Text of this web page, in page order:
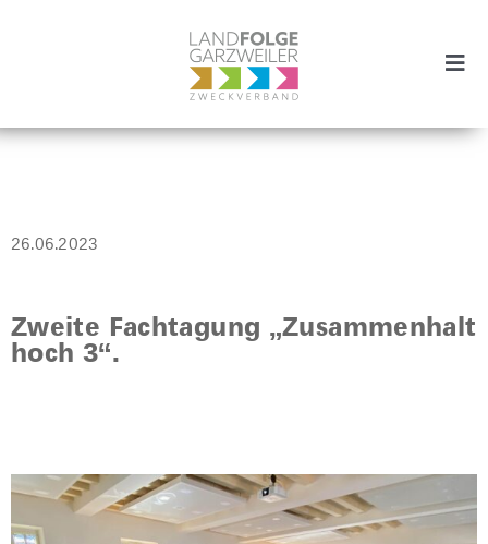
Zweckverband
Vision
26.06.2023
Zweite Fachtagung „Zusammenhalt
hoch 3“.